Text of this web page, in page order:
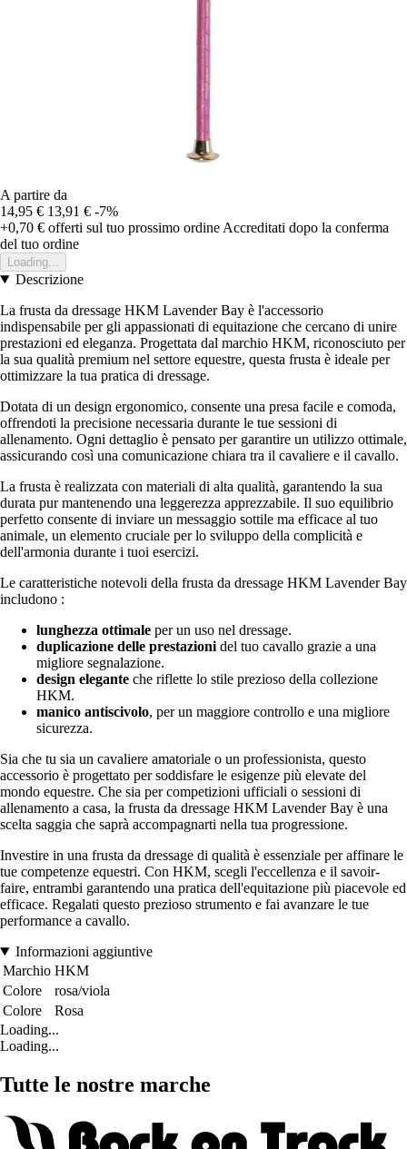
A partire da
14,95 € 13,91 € -7%
+0,70 € offerti sul tuo prossimo ordine Accreditati dopo la conferma
del tuo ordine
Loading...
Descrizione
La frusta da dressage HKM Lavender Bay è l'accessorio
indispensabile per gli appassionati di equitazione che cercano di unire
prestazioni ed eleganza. Progettata dal marchio HKM, riconosciuto per
la sua qualità premium nel settore equestre, questa frusta è ideale per
ottimizzare la tua pratica di dressage.
Dotata di un design ergonomico, consente una presa facile e comoda,
offrendoti la precisione necessaria durante le tue sessioni di
allenamento. Ogni dettaglio è pensato per garantire un utilizzo ottimale,
assicurando così una comunicazione chiara tra il cavaliere e il cavallo.
La frusta è realizzata con materiali di alta qualità, garantendo la sua
durata pur mantenendo una leggerezza apprezzabile. Il suo equilibrio
perfetto consente di inviare un messaggio sottile ma efficace al tuo
animale, un elemento cruciale per lo sviluppo della complicità e
dell'armonia durante i tuoi esercizi.
Le caratteristiche notevoli della frusta da dressage HKM Lavender Bay
includono :
lunghezza ottimale per un uso nel dressage.
duplicazione delle prestazioni del tuo cavallo grazie a una
migliore segnalazione.
design elegante che riflette lo stile prezioso della collezione
HKM.
manico antiscivolo, per un maggiore controllo e una migliore
sicurezza.
Sia che tu sia un cavaliere amatoriale o un professionista, questo
accessorio è progettato per soddisfare le esigenze più elevate del
mondo equestre. Che sia per competizioni ufficiali o sessioni di
allenamento a casa, la frusta da dressage HKM Lavender Bay è una
scelta saggia che saprà accompagnarti nella tua progressione.
Investire in una frusta da dressage di qualità è essenziale per affinare le
tue competenze equestri. Con HKM, scegli l'eccellenza e il savoir-
faire, entrambi garantendo una pratica dell'equitazione più piacevole ed
efficace. Regalati questo prezioso strumento e fai avanzare le tue
performance a cavallo.
Informazioni aggiuntive
Marchio HKM
Colore
rosa/viola
Colore
Rosa
Loading...
Loading...
Tutte le nostre marche